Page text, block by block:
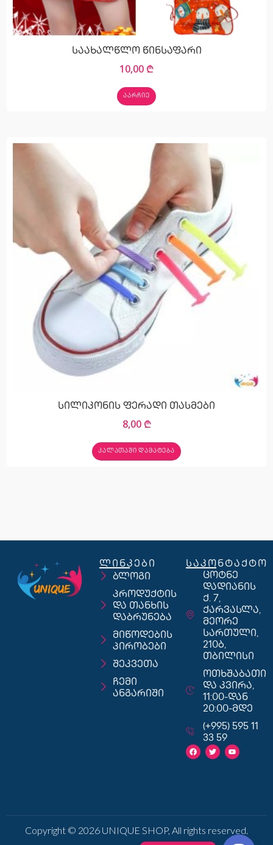
საახალწლო წინსაფარი
10,00 ₾
ᲐᲐᲠᲩᲘᲔ
სილიკონის ფერადი თასმები
8,00 ₾
ᲙᲐᲚᲐᲗᲐᲨᲘ ᲓᲐᲛᲐᲢᲔᲑᲐ
ლინკები
ბლოგი
პროდუქტის
და თანხის
დაბრუნება
მიწოდების
პირობები
შეკვეთა
ჩემი
ანგარიში
საკონტაქტო
ცოტნე
დადიანის
ქ. 7,
ქარვასლა,
მეორე
სართული,
210ბ,
თბილისი
ოთხშაბათი
და კვირა,
11:00-დან
20:00-მდე
(+995) 595 11
33 59
Copyright © 2026 UNIQUE SHOP, All rights reserved.